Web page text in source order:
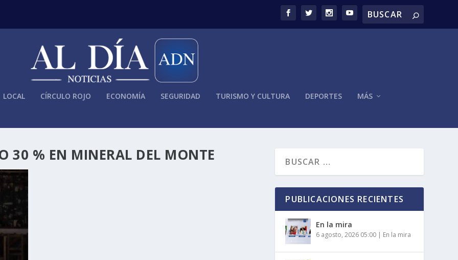
LOCAL CÍRCULO ROJO ECONOMÍA SEGURIDAD TURISMO Y CULTURA DEPORTES MÁS
30 % EN MINERAL DEL MONTE
PUBLICACIONES RECIENTES
En la mira
6 agosto, 2026 05:00 | En la mira